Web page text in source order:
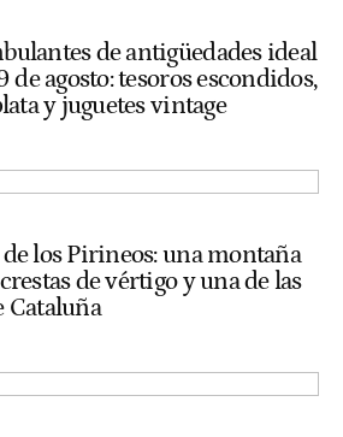
de antigüedades ideal
de agosto: tesoros escondidos,
y juguetes vintage
los Pirineos: una montaña
de vértigo y una de las
Cataluña